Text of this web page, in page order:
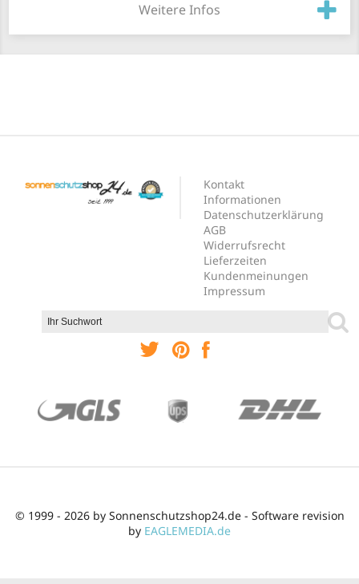
Weitere Infos
Kontakt
Informationen
Datenschutzerklärung
AGB
Widerrufsrecht
Lieferzeiten
Kundenmeinungen
Impressum
© 1999 - 2026 by Sonnenschutzshop24.de - Software revision
by EAGLEMEDIA.de